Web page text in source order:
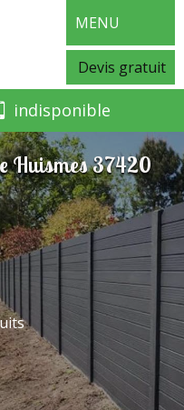
MENU
Devis gratuit
indisponible
Huismes 37420